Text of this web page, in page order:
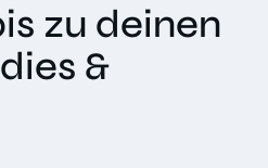
zu deinen
&